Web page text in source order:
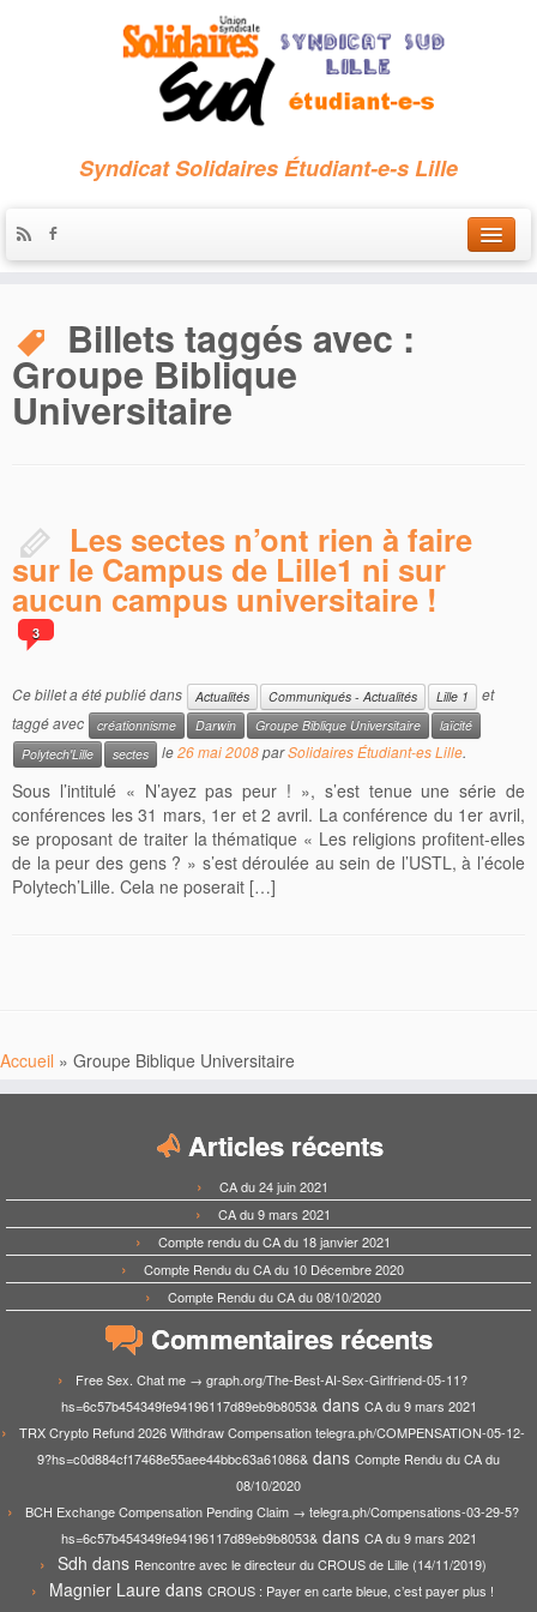
Syndicat Solidaires Étudiant-e-s Lille
Qui sommes-nous ?
Billets taggés avec :
Groupe Biblique
Universitaire
Les sectes n’ont rien à faire
sur le Campus de Lille1 ni sur
aucun campus universitaire !
3
Ce billet a été publié dans Actualités Communiqués - Actualités Lille 1
et
taggé avec
créationnisme Darwin Groupe Biblique Universitaire
laïcité
Polytech'Lille
sectes le26 mai 2008parSolidaires Étudiant-es Lille.
Sous l’intitulé « N’ayez pas peur ! », s’est tenue une série de
conférences les 31 mars, 1er et 2 avril. La conférence du 1er avril,
se proposant de traiter la thématique « Les religions profitent-elles
de la peur des gens ? » s’est déroulée au sein de l’USTL, à l’école
Polytech’Lille. Cela ne poserait […]
Accueil » Groupe Biblique Universitaire
Articles récents
CA du 24 juin 2021
CA du 9 mars 2021
Compte rendu du CA du 18 janvier 2021
Compte Rendu du CA du 10 Décembre 2020
Compte Rendu du CA du 08/10/2020
Commentaires récents
Free Sex. Chat me → graph.org/The-Best-AI-Sex-Girlfriend-05-11?
hs=6c57b454349fe94196117d89eb9b8053&dans CA du 9 mars 2021
TRX Crypto Refund 2026 Withdraw Compensation telegra.ph/COMPENSATION-05-12-
9?hs=c0d884cf17468e55aee44bbc63a61086& dans Compte Rendu du CA du
08/10/2020
BCH Exchange Compensation Pending Claim → telegra.ph/Compensations-03-29-5?
hs=6c57b454349fe94196117d89eb9b8053&dans CA du 9 mars 2021
Sdh dans Rencontre avec le directeur du CROUS de Lille (14/11/2019)
Magnier Laure dans CROUS : Payer en carte bleue, c’est payer plus !